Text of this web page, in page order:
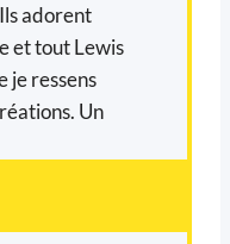
adorent
et tout Lewis
je ressens
Un